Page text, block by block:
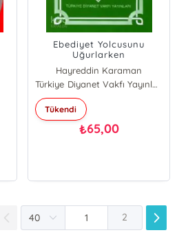
Ebediyet Yolcusunu
Uğurlarken
Hayreddin Karaman
Türkiye Diyanet Vakfı Yayınları
Tükendi
₺65,00
2